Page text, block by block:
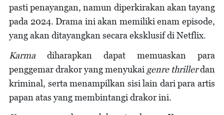
pasti penayangan, namun diperkirakan akan tayang
pada 2024. Drama ini akan memiliki enam episode,
yang akan ditayangkan secara eksklusif di Netflix.
Karma diharapkan dapat memuaskan para
penggemar drakor yang menyukai genre thrillerdan
kriminal, serta menampilkan sisi lain dari para artis
papan atas yang membintangi drakor ini.